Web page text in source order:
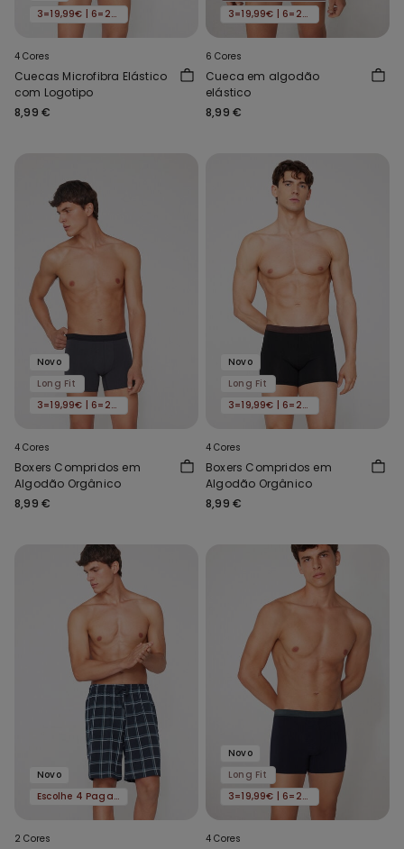
3=19,99€ | 6=29,99€
4 Cores
Cuecas Microfibra Elástico
com Logotipo
8,99 €
3=19,99€ | 6=29,99€
6 Cores
Cueca em algodão
elástico
8,99 €
Novo
Long Fit
3=19,99€ | 6=29,99€
4 Cores
Boxers Compridos em
Algodão Orgânico
8,99 €
Novo
Long Fit
3=19,99€ | 6=29,99€
4 Cores
Boxers Compridos em
Algodão Orgânico
8,99 €
Novo
Escolhe 4 Paga 3
2 Cores
Novo
Long Fit
3=19,99€ | 6=29,99€
4 Cores